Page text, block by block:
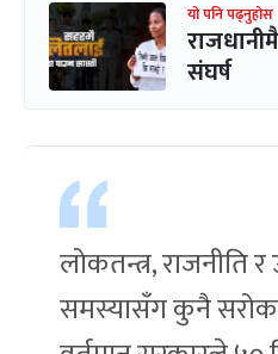
यो पनि पढ्नुहोस
संघर्ष
लोकतन्त्र, राजनीति
समस्यासँग कुनै